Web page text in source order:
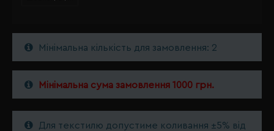
Мінімальна кількість для замовлення: 2
Мінімальна сума замовлення 1000 грн.
Для текстилю допустиме коливання ±5% від